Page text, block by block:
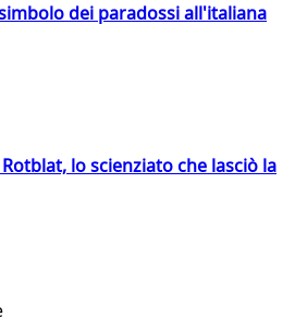
dei paradossi all'italiana
lo scienziato che lasciò la